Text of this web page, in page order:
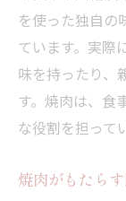
を使った独自の
ています。実際
味を持ったり、
す。焼肉は、食
な役割を担って
焼肉がもたら